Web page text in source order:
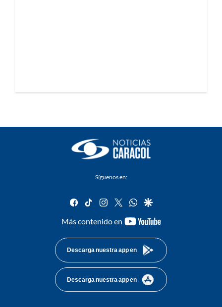
Síguenos en:
facebook
tiktok instagram
twitterwhatsapp
google
Más contenido en
youtube-
Descarga nuestra app en
Descarga nuestra app en